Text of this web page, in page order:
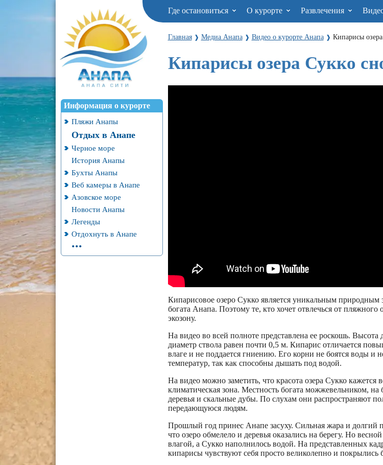
Где остановиться О курорте Развлечения
Информация о курорте
Пляжи Анапы
Отдых в Анапе
Черное море
История Анапы
Бухты Анапы
Веб камеры в Анапе
Азовское море
Новости Анапы
Легенды
Отдохнуть в Анапе
...
Главная ❱ Медиа Анапа ❱ Видео о курорте Анапа ❱ Кипарисы
Кипарисы озера Сукко
Кипарисовое озеро Сукко является уникальным природным
богата Анапа. Поэтому те, кто хочет отвлечься от
экозону.
На видео во всей полноте представлена ее роскошь. Высота
диаметр ствола равен почти 0,5 м. Кипарис отличается
влаге и не поддается гниению. Его корни не боятся воды и
температур, так как способны дышать под водой.
На видео можно заметить, что красота озера Сукко кажется
климатическая зона. Местность богата можжевельником, на
деревья и скальные дубы. По слухам они распространяют
передающуюся людям.
Прошлый год принес Анапе засуху. Сильная жара и долгий
что озеро обмелело и деревья оказались на берегу. Но
влагой, а Сукко наполнилось водой. На представленных
кипарисы чувствуют себя просто великолепно и покрылись